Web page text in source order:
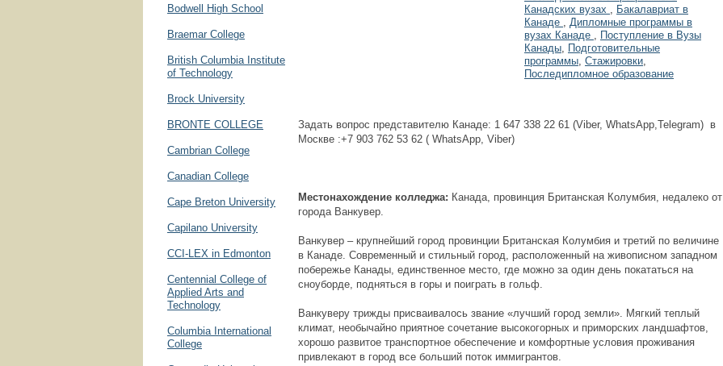
Bodwell High School
Braemar College
British Columbia Institute
of Technology
Brock University
BRONTE COLLEGE
Cambrian College
Canadian College
Cape Breton University
Capilano University
CCI-LEX in Edmonton
Centennial College of
Applied Arts and
Technology
Columbia International
College
Канадских вузах , Бакалавриат в
Канаде , Дипломные программы в
вузах Канаде , Поступление в Вузы
Канады, Подготовительные
программы, Стажировки,
Последипломное образование
Задать вопрос представителю Канаде: 1 647 338 22 61 (Viber, WhatsApp,Telegram) в
Москве :+7 903 762 53 62 ( WhatsApp, Viber)
Местонахождение колледжа: Канада, провинция Британская Колумбия, недалеко от
города Ванкувер.
Ванкувер – крупнейший город провинции Британская Колумбия и третий по величине
в Канаде. Современный и стильный город, расположенный на живописном западном
побережье Канады, единственное место, где можно за один день покататься на
сноуборде, подняться в горы и поиграть в гольф.
Ванкуверу трижды присваивалось звание «лучший город земли». Мягкий теплый
климат, необычайно приятное сочетание высокогорных и приморских ландшафтов,
хорошо развитое транспортное обеспечение и комфортные условия проживания
привлекают в город все больший поток иммигрантов.